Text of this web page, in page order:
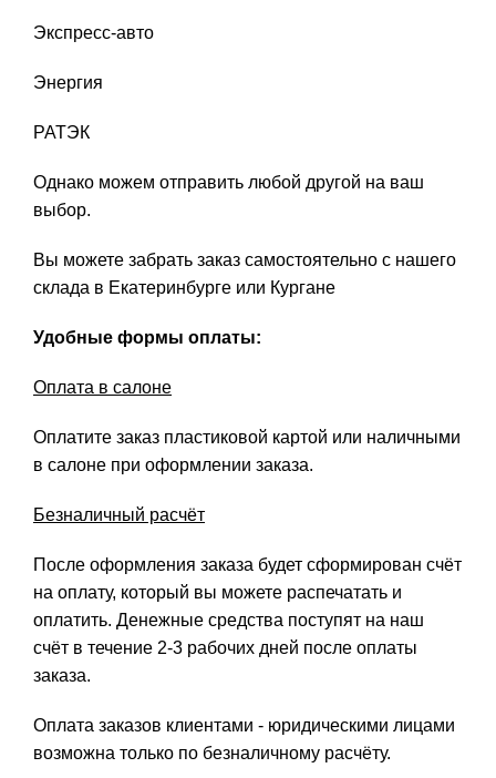
Экспресс-авто
Энергия
РАТЭК
Однако можем отправить любой другой на ваш
выбор.
Вы можете забрать заказ самостоятельно с нашего
склада в Екатеринбурге или Кургане
Удобные формы оплаты:
Оплата в салоне
Оплатите заказ пластиковой картой или наличными
в салоне при оформлении заказа.
Безналичный расчёт
После оформления заказа будет сформирован счёт
на оплату, который вы можете распечатать и
оплатить. Денежные средства поступят на наш
счёт в течение 2-3 рабочих дней после оплаты
заказа.
Оплата заказов клиентами - юридическими лицами
возможна только по безналичному расчёту.